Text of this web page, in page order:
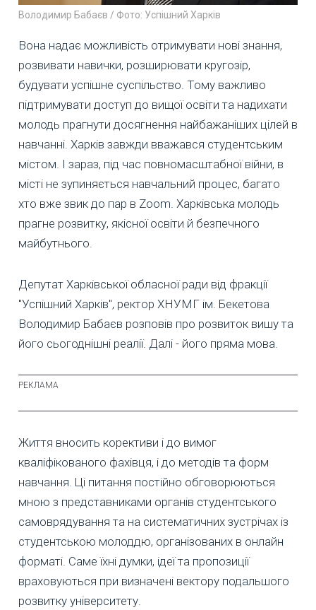
Володимир Бабаєв / Фото: Успішний Харків
Вона надає можливість отримувати нові знання,
розвивати навички, розширювати кругозір,
будувати успішне суспільство. Тому важливо
підтримувати доступ до вищої освіти та надихати
молодь прагнути досягнення найбажаніших цілей в
навчанні. Харків завжди вважався студентським
містом. І зараз, під час повномасштабної війни, в
місті не зупиняється навчальний процес, багато
хто вже звик до пар в Zoom. Харківська молодь
прагне розвитку, якісної освіти й безпечного
майбутнього.
Депутат Харківської обласної ради від фракції
"Успішний Харків", ректор ХНУМГ ім. Бекетова
Володимир Бабаєв розповів про розвиток вишу та
його сьогоднішні реалії. Далі - його пряма мова.
Життя вносить корективи і до вимог
кваліфікованого фахівця, і до методів та форм
навчання. Ці питання постійно обговорюються
мною з представниками органів студентського
самоврядування та на систематичних зустрічах із
студентською молоддю, організованих в онлайн
форматі. Саме їхні думки, ідеї та пропозиції
враховуються при визначені вектору подальшого
розвитку університету.